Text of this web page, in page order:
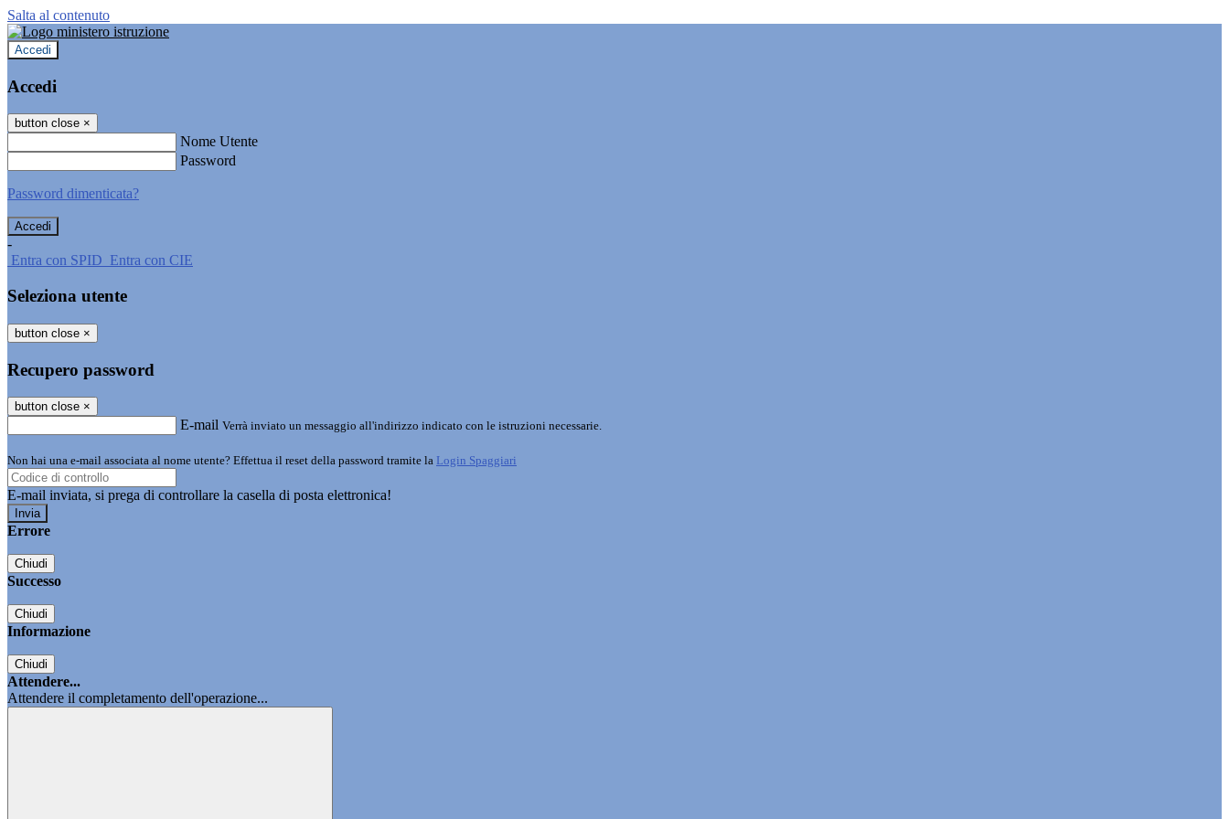
Salta al contenuto
Accedi
Accedi
button close ×
Nome Utente
Password
Password dimenticata?
-
Entra con SPID Entra con CIE
Seleziona utente
button close ×
Recupero password
button close ×
E-mail Verrà inviato un messaggio all'indirizzo indicato con le istruzioni necessarie.
Non hai una e-mail associata al nome utente? Effettua il reset della password tramite la Login Spaggiari
E-mail inviata, si prega di controllare la casella di posta elettronica!
Errore
Chiudi
Successo
Chiudi
Informazione
Chiudi
Attendere...
Attendere il completamento dell'operazione...